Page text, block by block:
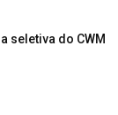
seletiva do CWM